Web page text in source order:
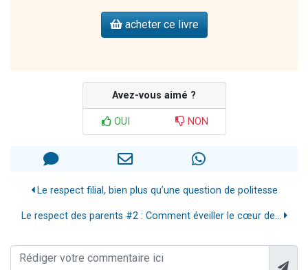
acheter ce livre
Avez-vous aimé ?
OUI NON
Le respect filial, bien plus qu’une question de politesse
Le respect des parents #2 : Comment éveiller le cœur de...